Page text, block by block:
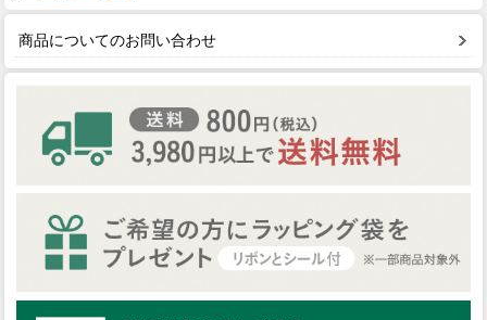
商品についてのお問い合わせ